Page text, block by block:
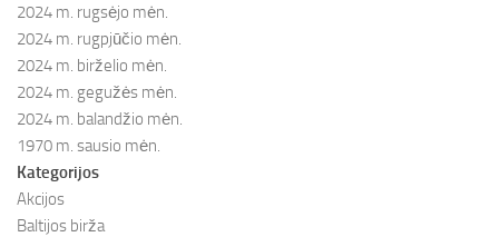
2024 m. rugsėjo mėn.
2024 m. rugpjūčio mėn.
2024 m. birželio mėn.
2024 m. gegužės mėn.
2024 m. balandžio mėn.
1970 m. sausio mėn.
Kategorijos
Akcijos
Baltijos birža